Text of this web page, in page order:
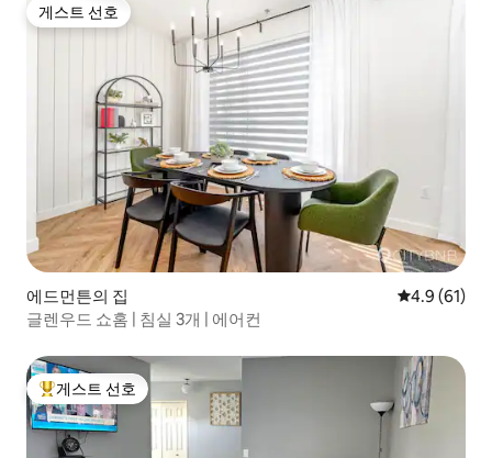
게스트 선호
게스트 선호
에드먼튼의 집 평점 4.9점(5
4.9 (61)
글렌우드 쇼홈 | 침실 3개 | 에어컨
상위 게스트 선호
게스트 선호